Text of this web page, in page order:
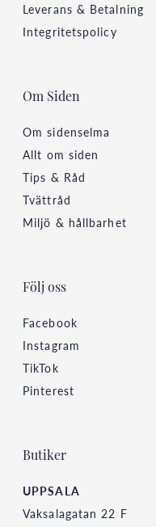
Leverans & Betalning
Integritetspolicy
Om Siden
Om sidenselma
Allt om siden
Tips & Råd
Tvättråd
Miljö & hållbarhet
Följ oss
Facebook
Instagram
TikTok
Pinterest
Butiker
UPPSALA
Vaksalagatan 22 F